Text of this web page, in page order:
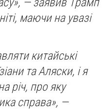
маючи на увазі
китайські
та Аляски, і я
річ, про яку
справа», —